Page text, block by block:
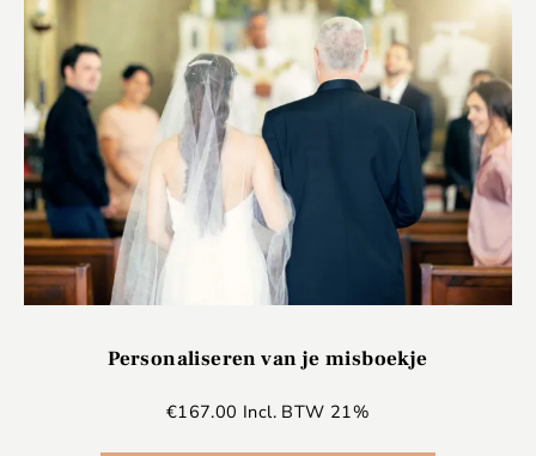
Personaliseren van je misboekje
€167.00 Incl. BTW 21%